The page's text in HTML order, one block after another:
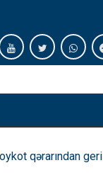
qərarından geri